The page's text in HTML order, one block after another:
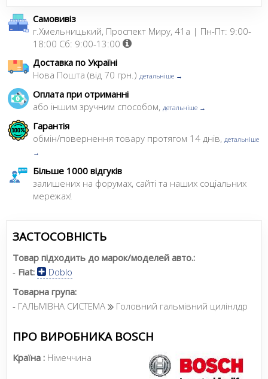
Самовивіз
г.Хмельницький, Проспект Миру, 41а | Пн-Пт: 9:00-
18:00 Сб: 9:00-13:00
Доставка по Україні
Нова Пошта (від 70 грн.) детальніше →
Оплата при отриманні
або іншим зручним способом, детальніше →
Гарантія
обмін/повернення товару протягом 14 днів, детальніше
→
Більше 1000 відгуків
залишених на форумах, сайті та наших соціальних
мережах!
ЗАСТОСОВНІСТЬ
Товар підходить до марок/моделей авто.:
- Fiat:
Doblo
Товарна група:
- ГАЛЬМІВНА СИСТЕМА
Головний гальмівний цилінлдр
ПРО ВИРОБНИКА BOSCH
Країна : Німеччина